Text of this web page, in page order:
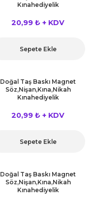
Kınahediyelik
20,99 ₺ + KDV
Sepete Ekle
Doğal Taş Baskı Magnet
Söz,Nişan,Kına,Nikah
Kınahediyelik
20,99 ₺ + KDV
Sepete Ekle
Doğal Taş Baskı Magnet
Söz,Nişan,Kına,Nikah
Kınahediyelik